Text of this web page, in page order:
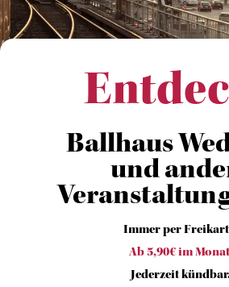
Ballhaus
und
Immer per
Ab 5,90€ im
Jederzeit